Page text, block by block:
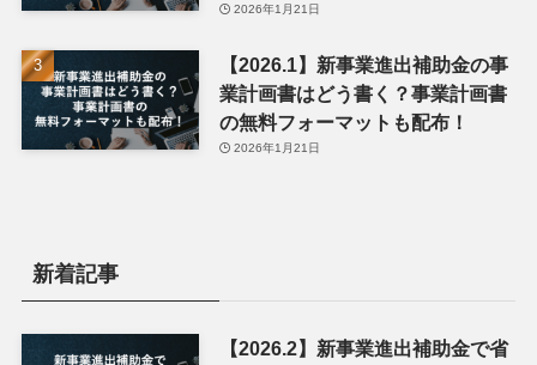
2026年1月21日
【2026.1】新事業進出補助金の事
業計画書はどう書く？事業計画書
の無料フォーマットも配布！
2026年1月21日
新着記事
【2026.2】新事業進出補助金で省